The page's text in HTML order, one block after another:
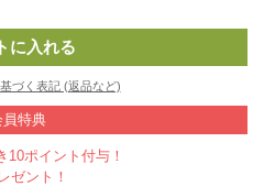
づく表記 (返品など)
員特典
10ポイント付与！
ゼント！